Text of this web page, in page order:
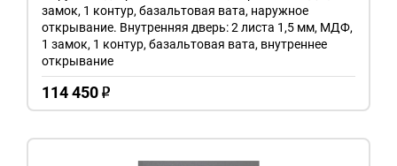
114 450 o
замок, 1 контур, базальтовая вата, наружное
открывание. Внутренняя дверь: 2 листа 1,5 мм, МДФ,
1 замок, 1 контур, базальтовая вата, внутреннее
открывание